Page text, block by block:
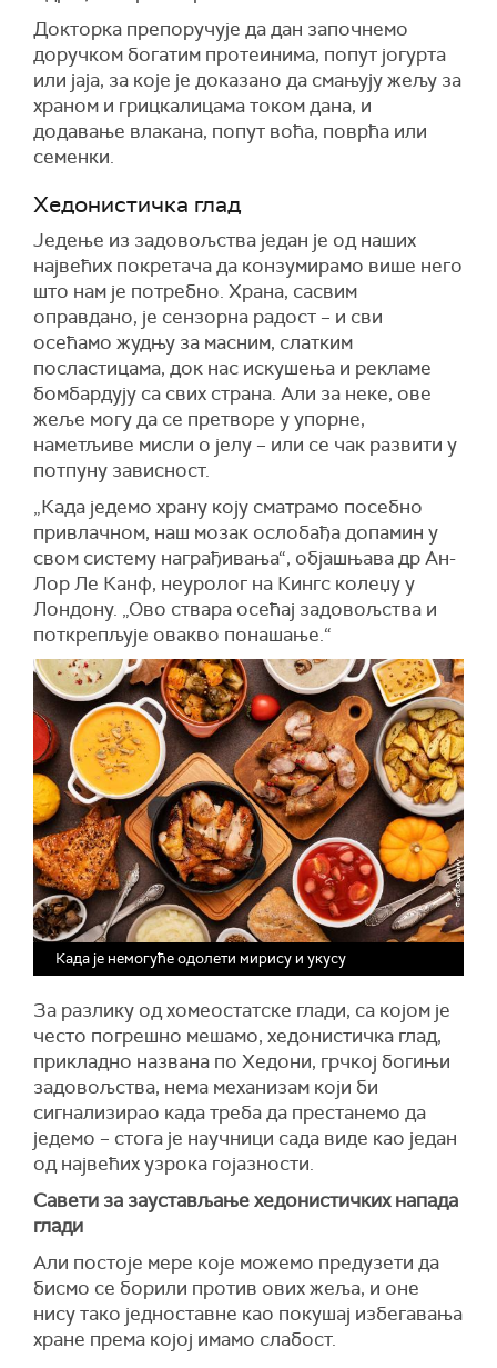
Докторка препоручује да дан започнемо
доручком богатим протеинима, попут јогурта
или јаја, за које је доказано да смањују жељу за
храном и грицкалицама током дана, и
додавање влакана, попут воћа, поврћа или
семенки.
Хедонистичка глад
Једење из задовољства један је од наших
највећих покретача да конзумирамо више него
што нам је потребно. Храна, сасвим
оправдано, је сензорна радост – и сви
осећамо жудњу за масним, слатким
посластицама, док нас искушења и рекламе
бомбардују са свих страна. Али за неке, ове
жеље могу да се претворе у упорне,
наметљиве мисли о јелу – или се чак развити у
потпуну зависност.
„Када једемо храну коју сматрамо посебно
привлачном, наш мозак ослобађа допамин у
свом систему награђивања“, објашњава др Ан-
Лор Ле Канф, неуролог на Кингс колеџу у
Лондону. „Ово ствара осећај задовољства и
поткрепљује овакво понашање.“
Када је немогуће одолети мирису и укусу
За разлику од хомеостатске глади, са којом је
често погрешно мешамо, хедонистичка глад,
прикладно названа по Хедони, грчкој богињи
задовољства, нема механизам који би
сигнализирао када треба да престанемо да
једемо – стога је научници сада виде као један
од највећих узрока гојазности.
Савети за заустављање хедонистичких напада
глади
Али постоје мере које можемо предузети да
бисмо се борили против ових жеља, и оне
нису тако једноставне као покушај избегавања
хране према којој имамо слабост.